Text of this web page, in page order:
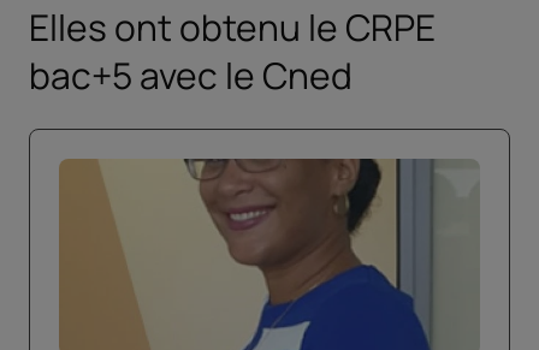
Elles ont obtenu le CRPE
bac+5 avec le Cned